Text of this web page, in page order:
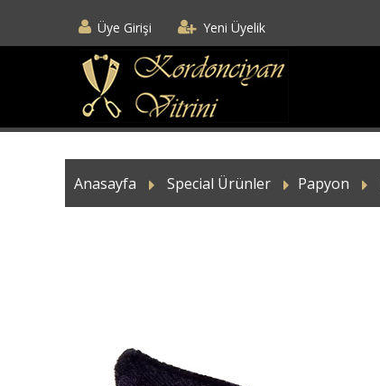
Üye Girişi Yeni Üyelik
Anasayfa Special Ürünler Papyon